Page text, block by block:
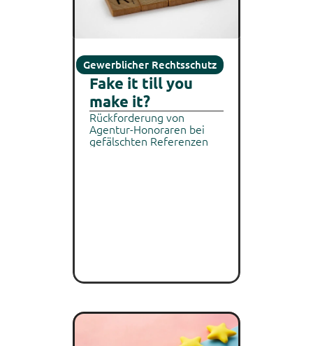
Gewerblicher Rechtsschutz
Fake it till you
make it?
Rückforderung von
Agentur-Honoraren bei
gefälschten Referenzen